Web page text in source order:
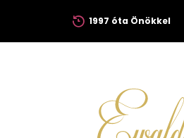
1997 óta Önökkel